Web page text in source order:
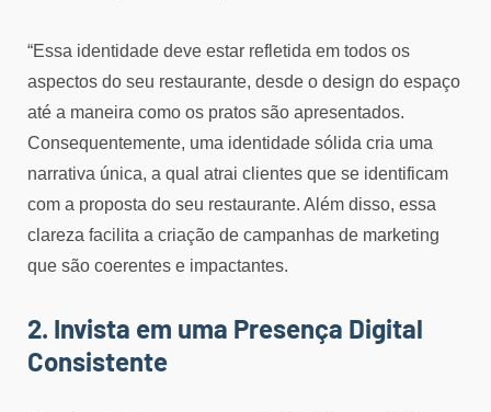
“Essa identidade deve estar refletida em todos os
aspectos do seu restaurante, desde o design do espaço
até a maneira como os pratos são apresentados.
Consequentemente, uma identidade sólida cria uma
narrativa única, a qual atrai clientes que se identificam
com a proposta do seu restaurante. Além disso, essa
clareza facilita a criação de campanhas de marketing
que são coerentes e impactantes.
2. Invista em uma Presença Digital
Consistente